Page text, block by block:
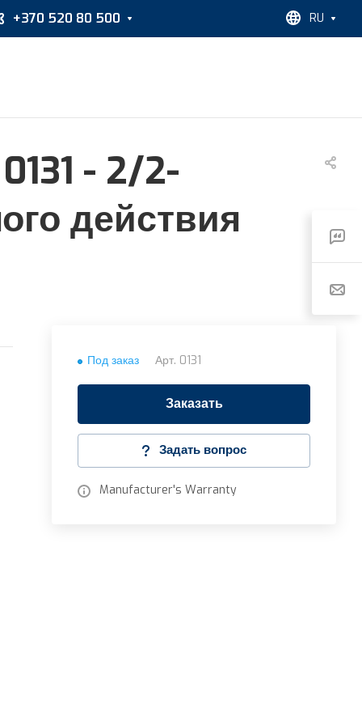
+370 520 80 500 RU
- 2/2-
действия
Под заказ Арт. 0131
Заказать
Задать вопрос
Manufacturer's Warranty